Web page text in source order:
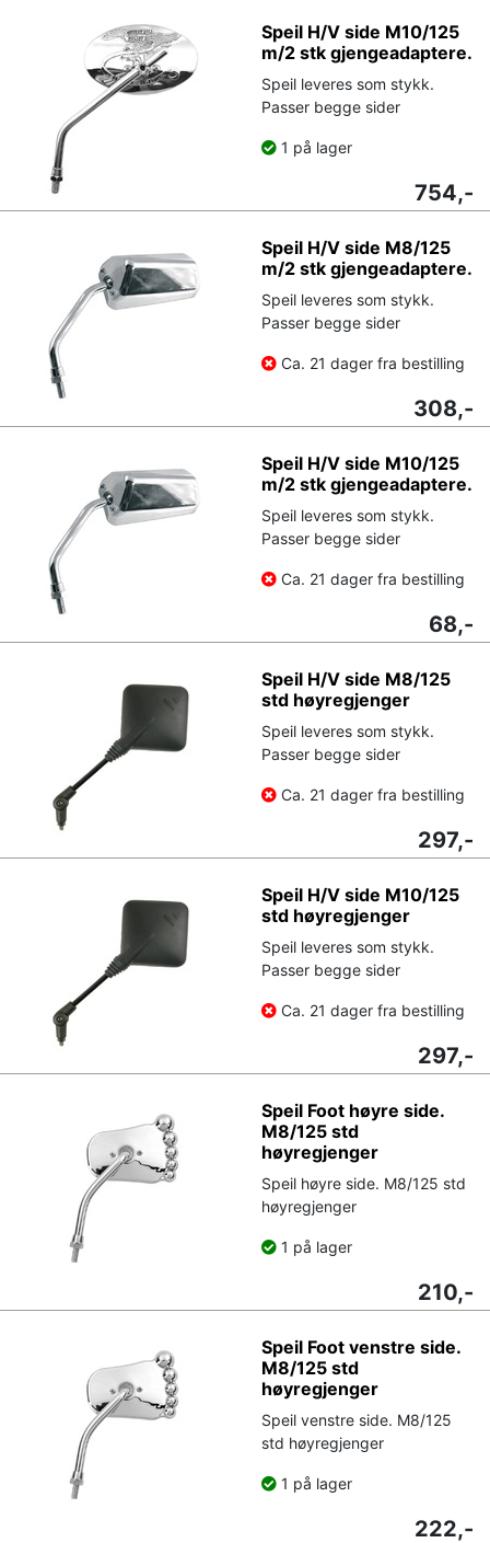
Speil H/V side M10/125
m/2 stk gjengeadaptere.
Speil leveres som stykk.
Passer begge sider
1 på lager
754,-
Speil H/V side M8/125
m/2 stk gjengeadaptere.
Speil leveres som stykk.
Passer begge sider
Ca. 21 dager fra bestilling
308,-
Speil H/V side M10/125
m/2 stk gjengeadaptere.
Speil leveres som stykk.
Passer begge sider
Ca. 21 dager fra bestilling
68,-
Speil H/V side M8/125
std høyregjenger
Speil leveres som stykk.
Passer begge sider
Ca. 21 dager fra bestilling
297,-
Speil H/V side M10/125
std høyregjenger
Speil leveres som stykk.
Passer begge sider
Ca. 21 dager fra bestilling
297,-
Speil Foot høyre side.
M8/125 std
høyregjenger
Speil høyre side. M8/125 std
høyregjenger
1 på lager
210,-
Speil Foot venstre side.
M8/125 std
høyregjenger
Speil venstre side. M8/125
std høyregjenger
1 på lager
222,-